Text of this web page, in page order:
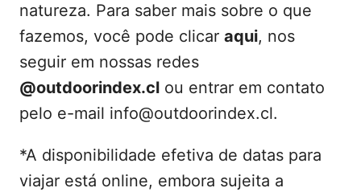
natureza. Para saber mais sobre o que
fazemos, você pode clicar aqui, nos
seguir em nossas redes
@outdoorindex.cl ou entrar em contato
pelo e-mail info@outdoorindex.cl.
*A disponibilidade efetiva de datas para
viajar está online, embora sujeita a